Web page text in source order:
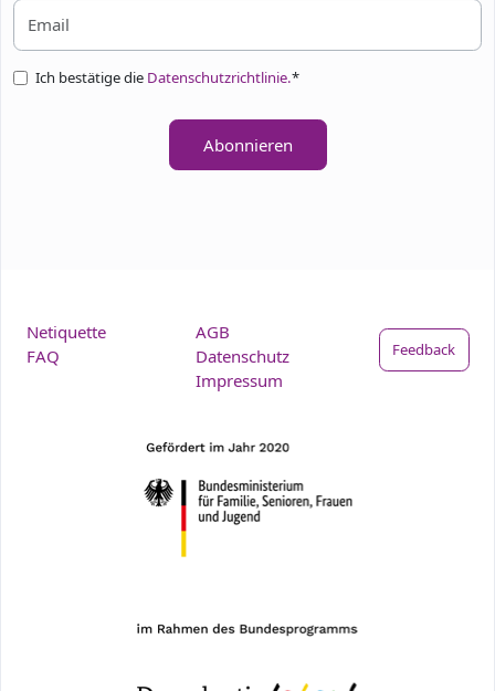
Ich bestätige die Datenschutzrichtlinie.*
Abonnieren
Netiquette
FAQ
AGB
Datenschutz
Impressum
Feedback